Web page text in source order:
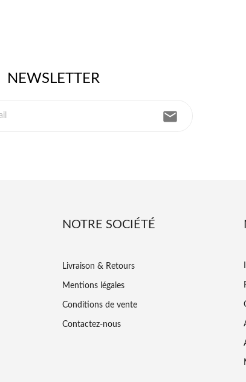
NEWSLETTER
email
NOTRE SOCIÉTÉ
Livraison & Retours
Mentions légales
Conditions de vente
Contactez-nous